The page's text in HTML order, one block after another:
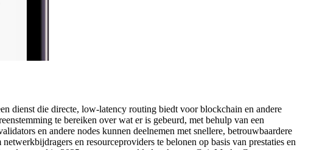
dienst die directe, low-latency routing biedt voor blockchain en andere
te bereiken over wat er is gebeurd, met behulp van een
en andere nodes kunnen deelnemen met snellere, betrouwbaardere
en resourceproviders te belonen op basis van prestaties en